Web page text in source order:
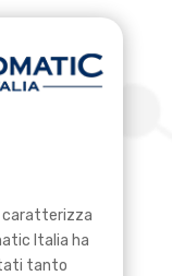
caratterizza
Italia ha
tanto